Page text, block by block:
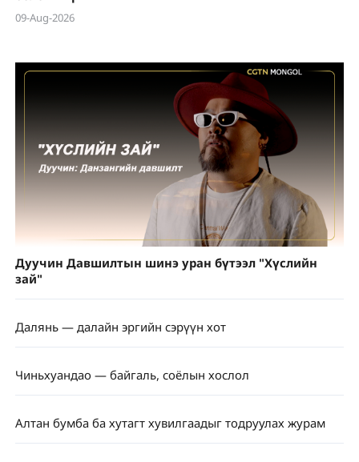
09-Aug-2026
Дуучин Давшилтын шинэ уран бүтээл "Хүслийн
зай"
Далянь — далайн эргийн сэрүүн хот
Чиньхуандао — байгаль, соёлын хослол
Алтан бумба ба хутагт хувилгаадыг тодруулах журам